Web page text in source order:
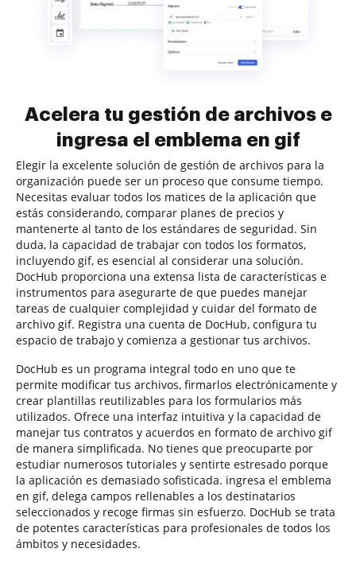
Acelera tu gestión de archivos e
ingresa el emblema en gif
Elegir la excelente solución de gestión de archivos para la
organización puede ser un proceso que consume tiempo.
Necesitas evaluar todos los matices de la aplicación que
estás considerando, comparar planes de precios y
mantenerte al tanto de los estándares de seguridad. Sin
duda, la capacidad de trabajar con todos los formatos,
incluyendo gif, es esencial al considerar una solución.
DocHub proporciona una extensa lista de características e
instrumentos para asegurarte de que puedes manejar
tareas de cualquier complejidad y cuidar del formato de
archivo gif. Registra una cuenta de DocHub, configura tu
espacio de trabajo y comienza a gestionar tus archivos.
DocHub es un programa integral todo en uno que te
permite modificar tus archivos, firmarlos electrónicamente y
crear plantillas reutilizables para los formularios más
utilizados. Ofrece una interfaz intuitiva y la capacidad de
manejar tus contratos y acuerdos en formato de archivo gif
de manera simplificada. No tienes que preocuparte por
estudiar numerosos tutoriales y sentirte estresado porque
la aplicación es demasiado sofisticada. ingresa el emblema
en gif, delega campos rellenables a los destinatarios
seleccionados y recoge firmas sin esfuerzo. DocHub se trata
de potentes características para profesionales de todos los
ámbitos y necesidades.